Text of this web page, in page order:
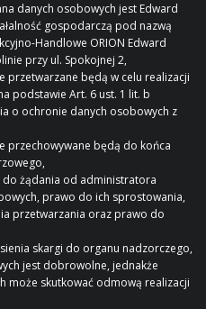
danych osobowych jest Edward
gospodarczą pod nazwą
Handlowe ORION Edward
przy ul. Spokojnej 2,
przetwarzane będą w celu realizacji
podstawie Art. 6 ust. 1 lit. b
o ochronie danych osobowych z
przechowywane będą do końca
żądania od administratora
prawo do ich sprostowania,
przetwarzania oraz prawo do
skargi do organu nadzorczego,
jest dobrowolne, jednakże
może skutkować odmową realizacji